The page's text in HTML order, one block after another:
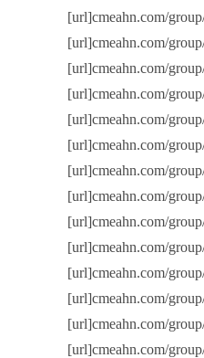
[url]cmeahn.com/
[url]cmeahn.com/
[url]cmeahn.com/
[url]cmeahn.com/
[url]cmeahn.com/
[url]cmeahn.com/
[url]cmeahn.com/
[url]cmeahn.com/
[url]cmeahn.com/
[url]cmeahn.com/
[url]cmeahn.com/
[url]cmeahn.com/
[url]cmeahn.com/
[url]cmeahn.com/